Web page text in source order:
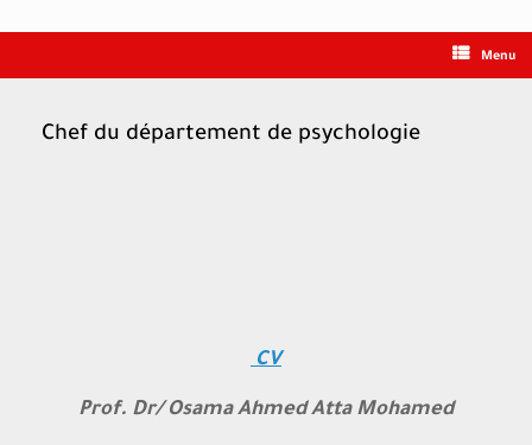
Menu
Chef du département de psychologie
CV
Prof. Dr/ Osama Ahmed Atta Mohamed